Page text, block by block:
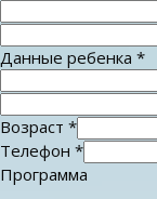
Данные ребенка *
Возраст *
Телефон *
Программа